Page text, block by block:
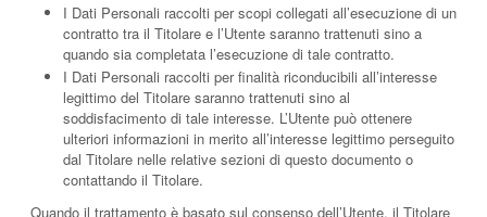
I Dati Personali raccolti per scopi collegati all’esecuzione di un
contratto tra il Titolare e l’Utente saranno trattenuti sino a
quando sia completata l’esecuzione di tale contratto.
I Dati Personali raccolti per finalità riconducibili all’interesse
legittimo del Titolare saranno trattenuti sino al
soddisfacimento di tale interesse. L’Utente può ottenere
ulteriori informazioni in merito all’interesse legittimo perseguito
dal Titolare nelle relative sezioni di questo documento o
contattando il Titolare.
Quando il trattamento è basato sul consenso dell’Utente, il Titolare